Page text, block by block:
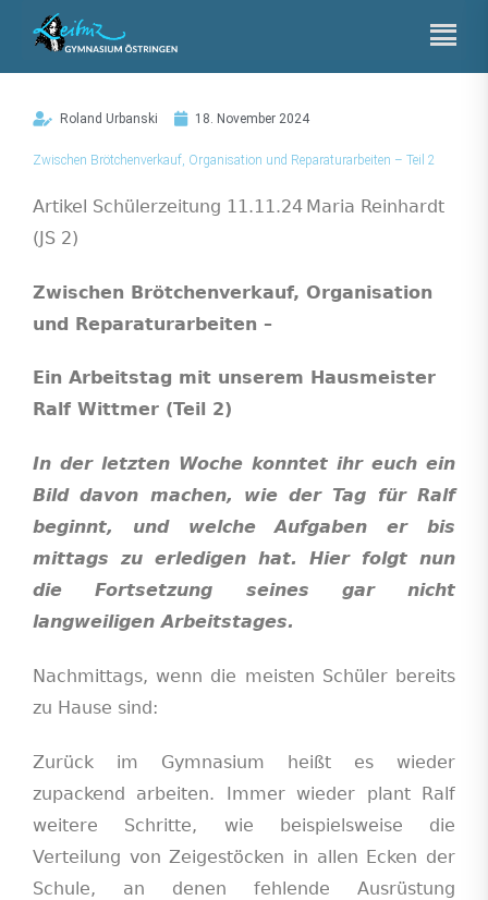
Roland Urbanski 18. November 2024
Zwischen Brötchenverkauf, Organisation und Reparaturarbeiten – Teil 2
Artikel Schülerzeitung 11.11.24 Maria Reinhardt
(JS 2)
Zwischen Brötchenverkauf, Organisation
und Reparaturarbeiten –
Ein Arbeitstag mit unserem Hausmeister
Ralf Wittmer (Teil 2)
In der letzten Woche konntet ihr euch ein
Bild davon machen, wieder Tag für Ralf
beginnt, und welche Aufgaben er bis
mittags zu erledigen hat. Hier folgt nun
die Fortsetzung seines gar nicht
langweiligen Arbeitstages.
Nachmittags, wenn die meisten Schüler bereits
zu Hause sind:
Zurück im Gymnasium heißt es wieder
zupackend arbeiten. Immer wieder plant Ralf
weitere Schritte, wie beispielsweise die
Verteilung von Zeigestöcken in allen Ecken der
Schule, an denen fehlende Ausrüstung